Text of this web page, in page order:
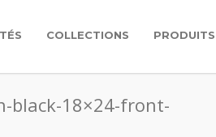
COLLECTIONS PRODUITS
black-18×24-front-